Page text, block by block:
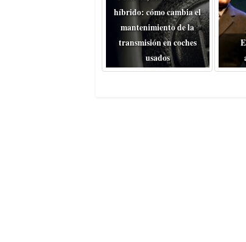
híbrido: cómo cambia el
mantenimiento de la
transmisión en coches
usados